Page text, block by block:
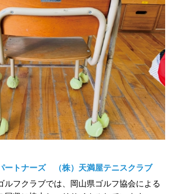
ートナーズ （株）天満屋テニスクラブ
ルフクラブでは、岡山県ゴルフ協会による